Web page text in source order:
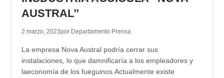
AUSTRAL’’
2 marzo, 2023por Departamento Prensa
La empresa Nova Austral podría cerrar sus
instalaciones, lo que damnificaría a los empleadores y
laeconomía de los fueguinos.Actualmente existe